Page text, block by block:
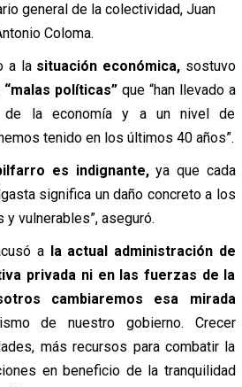
general de la colectividad, Juan
Coloma.
a la situación económica,sostuvo
“malas políticas”que “han llevado a
de la economía y a un nivel de
tenido en los últimos 40 años”.
es indignante,ya que cada
significa un daño concreto a los
vulnerables”, aseguró.
a
la actual administración de
privada ni en las fuerzas de la
cambiaremos esa mirada
de nuestro gobierno. Crecer
más recursos para combatir la
en beneficio de la tranquilidad